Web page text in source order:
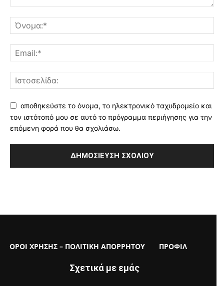
αποθηκεύστε το όνομα, το ηλεκτρονικό ταχυδρομείο και
τον ιστότοπό μου σε αυτό το πρόγραμμα περιήγησης για την
επόμενη φορά που θα σχολιάσω.
ΟΡΟΙ ΧΡΗΣΗΣ – ΠΟΛΙΤΙΚΗ ΑΠΟΡΡΗΤΟΥ ΠΡΟΦΙΛ
Σχετικά με εμάς